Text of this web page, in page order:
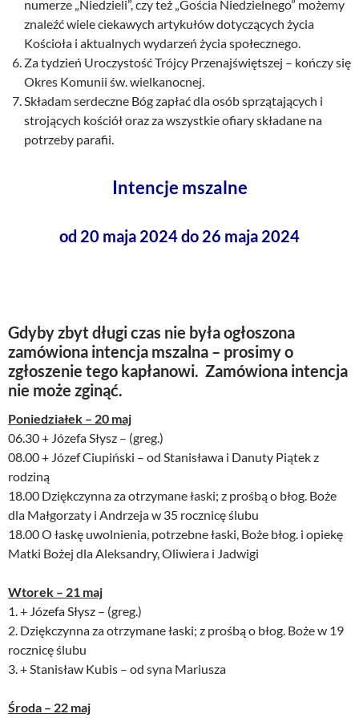
numerze „Niedzieli”, czy też „Gościa Niedzielnego” możemy
znaleźć wiele ciekawych artykułów dotyczących życia
Kościoła i aktualnych wydarzeń życia społecznego.
Za tydzień Uroczystość Trójcy Przenajświętszej – kończy się
Okres Komunii św. wielkanocnej.
Składam serdeczne Bóg zapłać dla osób sprzątających i
strojących kościół oraz za wszystkie ofiary składane na
potrzeby parafii.
Intencje mszalne
od 20 maja 2024 do 26 maja 2024
Gdyby zbyt długi czas nie była ogłoszona
zamówiona intencja mszalna – prosimy o
zgłoszenie tego kapłanowi. Zamówiona intencja
nie może zginąć.
Poniedziałek – 20 maj
06.30 + Józefa Słysz – (greg.)
08.00 + Józef Ciupiński – od Stanisława i Danuty Piątek z
rodziną
18.00 Dziękczynna za otrzymane łaski; z prośbą o błog. Boże
dla Małgorzaty i Andrzeja w 35 rocznicę ślubu
18.00 O łaskę uwolnienia, potrzebne łaski, Boże błog. i opiekę
Matki Bożej dla Aleksandry, Oliwiera i Jadwigi
Wtorek – 21 maj
1. + Józefa Słysz – (greg.)
2. Dziękczynna za otrzymane łaski; z prośbą o błog. Boże w 19
rocznicę ślubu
3. + Stanisław Kubis – od syna Mariusza
Środa – 22 maj